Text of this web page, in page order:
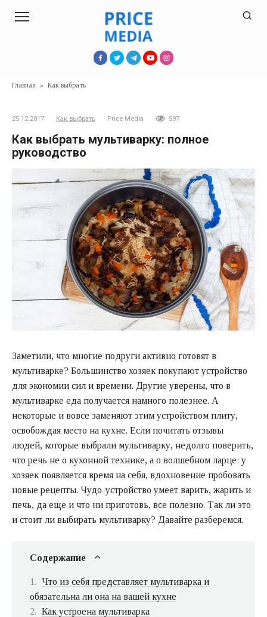
Главная » Как выбрать
25.12.2017 Как выбрать Price Media 597
Как выбрать мультиварку: полное
руководство
Заметили, что многие подруги активно готовят в
мультиварке? Большинство хозяек покупают устройство
для экономии сил и времени. Другие уверены, что в
мультиварке еда получается намного полезнее. А
некоторые и вовсе заменяют этим устройством плиту,
освобождая место на кухне. Если почитать отзывы
людей, которые выбрали мультиварку, недолго поверить,
что речь не о кухонной технике, а о волшебном ларце: у
хозяек появляется время на себя, вдохновение пробовать
новые рецепты. Чудо-устройство умеет варить, жарить и
печь, да еще и что ни приготовь, все полезно. Так ли это
и стоит ли выбирать мультиварку? Давайте разберемся.
Содержание
Что из себя представляет мультиварка и
обязательна ли она на вашей кухне
Как устроена мультиварка